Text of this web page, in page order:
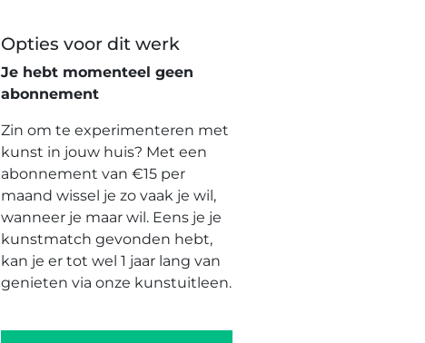
Opties voor dit werk
Je hebt momenteel geen
abonnement
Zin om te experimenteren met
kunst in jouw huis? Met een
abonnement van €15 per
maand wissel je zo vaak je wil,
wanneer je maar wil. Eens je je
kunstmatch gevonden hebt,
kan je er tot wel 1 jaar lang van
genieten via onze kunstuitleen.